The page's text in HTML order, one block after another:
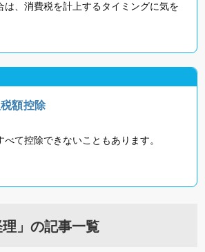
は、消費税を計上するタイミングに気を
額控除
て控除できないこともあります。
理」の記事一覧